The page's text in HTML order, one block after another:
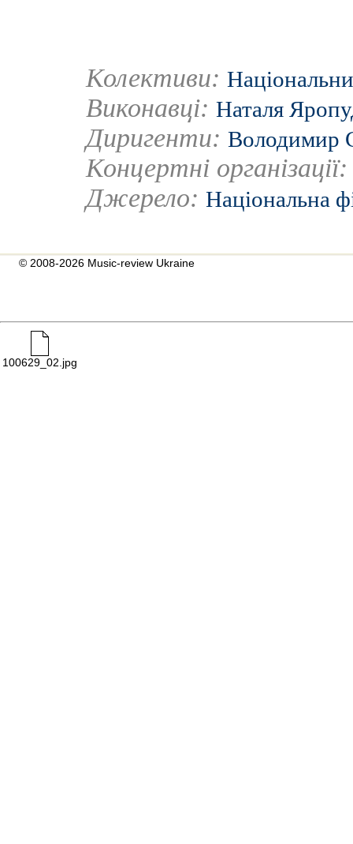
Колективи:
Виконавці: Наталя
Диригенти: Володимир
Концертні
Джерело: Національна
© 2008-2026 Music-review Ukraine
100629_02.jpg